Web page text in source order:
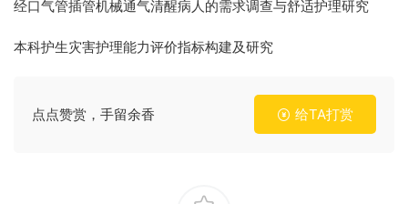
经口气管插管机械通气清醒病人的需求调查与舒适护理研究
本科护生灾害护理能力评价指标构建及研究
点点赞赏，手留余香 给TA打赏